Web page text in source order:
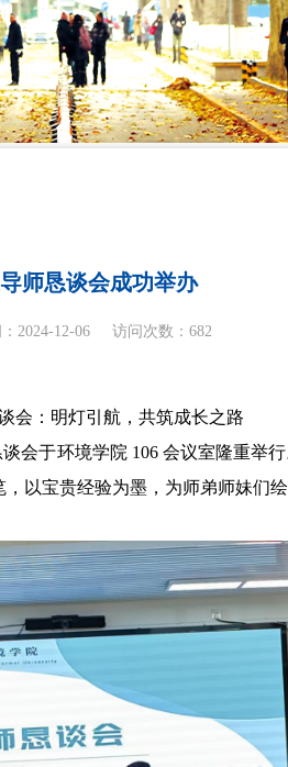
师恳谈会成功举办
2024-12-06 访问次数：682
会：明灯引航，共筑成长之路
会于环境学院 106 会议室隆重举
以宝贵经验为墨，为师弟师妹们